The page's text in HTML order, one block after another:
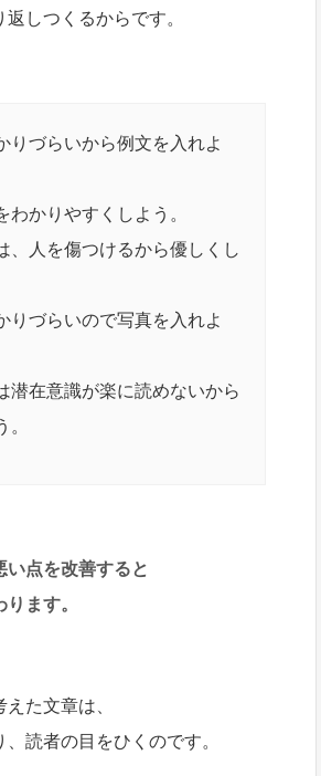
しつくるからです。
りづらいから例文を入れよ
わかりやすくしよう。
、人を傷つけるから優しくし
りづらいので写真を入れよ
潜在意識が楽に読めないから
。
い点を改善すると
ます。
た文章は、
読者の目をひくのです。